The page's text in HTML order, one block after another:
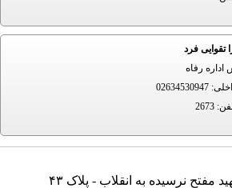
فرد
رفاه
:
02634530947
:
2673
نرسیده به انقلاب - پلاک ۴۳